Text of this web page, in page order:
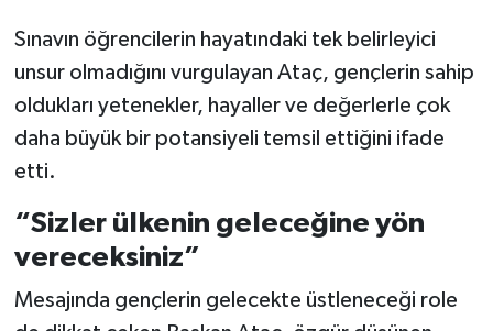
Sınavın öğrencilerin hayatındaki tek belirleyici
unsur olmadığını vurgulayan Ataç, gençlerin sahip
oldukları yetenekler, hayaller ve değerlerle çok
daha büyük bir potansiyeli temsil ettiğini ifade
etti.
“Sizler ülkenin geleceğine yön
vereceksiniz”
Mesajında gençlerin gelecekte üstleneceği role